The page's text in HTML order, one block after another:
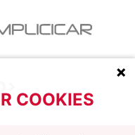
COOKIES